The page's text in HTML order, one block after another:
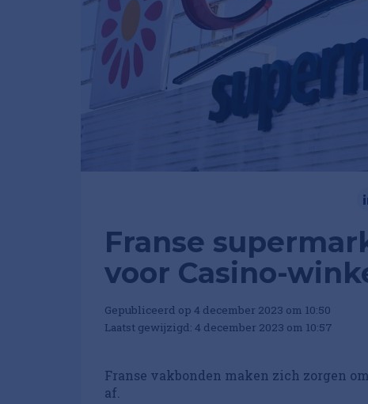
Franse
voor Casino-
Gepubliceerd op 4 december 2023 om 10:50
Laatst gewijzigd: 4 december 2023 om 10:57
Franse vakbonden maken zich zorgen
af.